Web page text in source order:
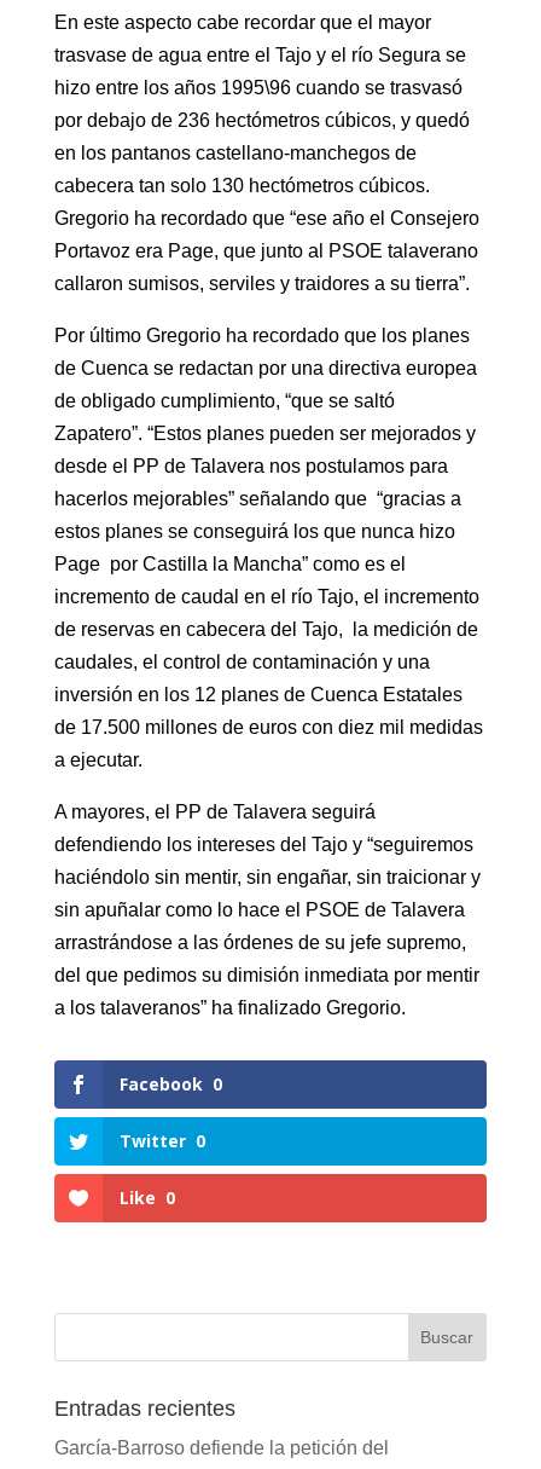
En este aspecto cabe recordar que el mayor
trasvase de agua entre el Tajo y el río Segura se
hizo entre los años 1995\96 cuando se trasvasó
por debajo de 236 hectómetros cúbicos, y quedó
en los pantanos castellano-manchegos de
cabecera tan solo 130 hectómetros cúbicos.
Gregorio ha recordado que “ese año el Consejero
Portavoz era Page, que junto al PSOE talaverano
callaron sumisos, serviles y traidores a su tierra”.
Por último Gregorio ha recordado que los planes
de Cuenca se redactan por una directiva europea
de obligado cumplimiento, “que se saltó
Zapatero”. “Estos planes pueden ser mejorados y
desde el PP de Talavera nos postulamos para
hacerlos mejorables” señalando que “gracias a
estos planes se conseguirá los que nunca hizo
Page por Castilla la Mancha” como es el
incremento de caudal en el río Tajo, el incremento
de reservas en cabecera del Tajo, la medición de
caudales, el control de contaminación y una
inversión en los 12 planes de Cuenca Estatales
de 17.500 millones de euros con diez mil medidas
a ejecutar.
A mayores, el PP de Talavera seguirá
defendiendo los intereses del Tajo y “seguiremos
haciéndolo sin mentir, sin engañar, sin traicionar y
sin apuñalar como lo hace el PSOE de Talavera
arrastrándose a las órdenes de su jefe supremo,
del que pedimos su dimisión inmediata por mentir
a los talaveranos” ha finalizado Gregorio.
Facebook 0
Twitter 0
Like 0
Entradas recientes
García-Barroso defiende la petición del